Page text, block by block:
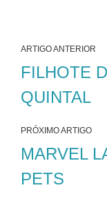
ARTIGO ANTERIOR
FILHOTE
QUINTAL
PRÓXIMO ARTIGO
MARVEL
PETS